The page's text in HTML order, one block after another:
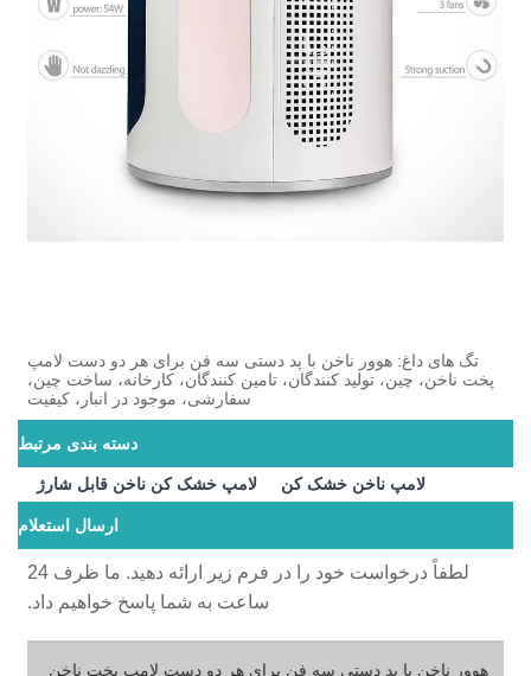
تگ های داغ: هوور ناخن با پد دستی سه فن برای هر دو دست لامپ
پخت ناخن، چین، تولید کنندگان، تامین کنندگان، کارخانه، ساخت چین،
سفارشی، موجود در انبار، کیفیت
دسته بندی مرتبط
لامپ خشک کن ناخن قابل شارژ لامپ ناخن خشک کن
ارسال استعلام
لطفاً درخواست خود را در فرم زیر ارائه دهید. ما ظرف 24
ساعت به شما پاسخ خواهیم داد.